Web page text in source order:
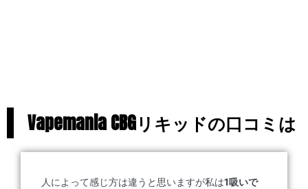
Vapemania CBGリキッドの口コミは
人によって感じ方は違うと思いますが私は1吸いで